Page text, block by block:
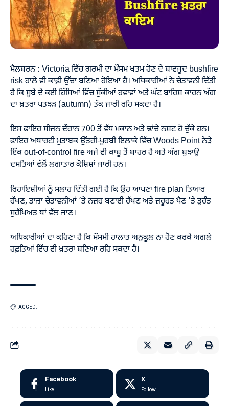
ਮੈਲਬਰਨ : Victoria ਵਿੱਚ ਗਰਮੀ ਦਾ ਮੌਸਮ ਖਤਮ ਹੋਣ ਦੇ ਬਾਵਜੂਦ bushfire
risk ਹਾਲੇ ਵੀ ਕਾਫ਼ੀ ਉੱਚਾ ਬਣਿਆ ਹੋਇਆ ਹੈ। ਅਧਿਕਾਰੀਆਂ ਨੇ ਚੇਤਾਵਨੀ ਦਿੱਤੀ
ਹੈ ਕਿ ਸੂਬੇ ਦੇ ਕਈ ਹਿੱਸਿਆਂ ਵਿੱਚ ਸੁੱਕੀਆਂ ਹਵਾਵਾਂ ਅਤੇ ਘੱਟ ਬਾਰਿਸ਼ ਕਾਰਨ ਅੱਗ
ਦਾ ਖ਼ਤਰਾ ਪਤਝੜ (autumn) ਤੱਕ ਜਾਰੀ ਰਹਿ ਸਕਦਾ ਹੈ।
ਇਸ ਫਾਇਰ ਸੀਜ਼ਨ ਦੌਰਾਨ 700 ਤੋਂ ਵੱਧ ਮਕਾਨ ਅਤੇ ਢਾਂਚੇ ਨਸ਼ਟ ਹੋ ਚੁੱਕੇ ਹਨ।
ਫਾਇਰ ਅਥਾਰਟੀ ਮੁਤਾਬਕ ਉੱਤਰੀ-ਪੂਰਬੀ ਇਲਾਕੇ ਵਿੱਚ Woods Point ਨੇੜੇ
ਇੱਕ out-of-control fire ਅਜੇ ਵੀ ਕਾਬੂ ਤੋਂ ਬਾਹਰ ਹੈ ਅਤੇ ਅੱਗ ਬੁਝਾਉ
ਦਸਤਿਆਂ ਵੱਲੋਂ ਲਗਾਤਾਰ ਕੋਸ਼ਿਸ਼ਾਂ ਜਾਰੀ ਹਨ।
ਰਿਹਾਇਸ਼ੀਆਂ ਨੂੰ ਸਲਾਹ ਦਿੱਤੀ ਗਈ ਹੈ ਕਿ ਉਹ ਆਪਣਾ fire plan ਤਿਆਰ
ਰੱਖਣ, ਤਾਜ਼ਾ ਚੇਤਾਵਨੀਆਂ ’ਤੇ ਨਜ਼ਰ ਬਣਾਈ ਰੱਖਣ ਅਤੇ ਜ਼ਰੂਰਤ ਪੈਣ ’ਤੇ ਤੁਰੰਤ
ਸੁਰੱਖਿਅਤ ਥਾਂ ਵੱਲ ਜਾਣ।
ਅਧਿਕਾਰੀਆਂ ਦਾ ਕਹਿਣਾ ਹੈ ਕਿ ਮੌਸਮੀ ਹਾਲਾਤ ਅਨੁਕੂਲ ਨਾ ਹੋਣ ਕਰਕੇ ਅਗਲੇ
ਹਫ਼ਤਿਆਂ ਵਿੱਚ ਵੀ ਖ਼ਤਰਾ ਬਣਿਆ ਰਹਿ ਸਕਦਾ ਹੈ।
TAGGED:
Facebook
Like
X
Follow